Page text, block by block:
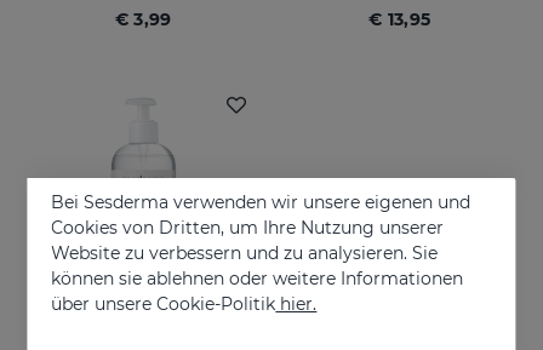
€ 3,99 € 13,95
Bei Sesderma verwenden wir unsere eigenen und
Cookies von Dritten, um Ihre Nutzung unserer
Website zu verbessern und zu analysieren. Sie
können sie ablehnen oder weitere Informationen
über unsere Cookie-Politik hier.